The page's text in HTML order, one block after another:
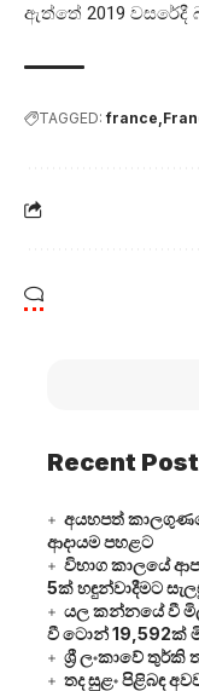
ඇත්තේ 2019 වසරේදී
TAGGED: france
Recent
අයහපත්
ආදායම පහළට
විභාග කාලයේ
5ක් හඳුන්වාදීමට
යල කන්නයේ වී
වී ටොන් 19,592ක්
ශ්‍රී ලංකාවේ තුර්කි
තද සුළං පිළිබඳ